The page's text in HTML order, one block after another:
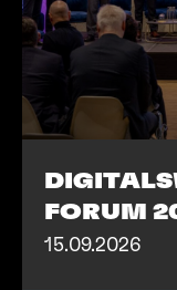
FORUM
15.09.2026